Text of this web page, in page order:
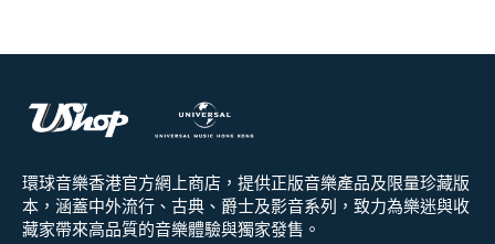
環球音樂香港官方網上商店，提供正版音樂產品及限量珍藏版
本，涵蓋中外流行、古典、爵士及影音系列，致力為樂迷與收
藏家帶來高品質的音樂體驗與獨家發售。